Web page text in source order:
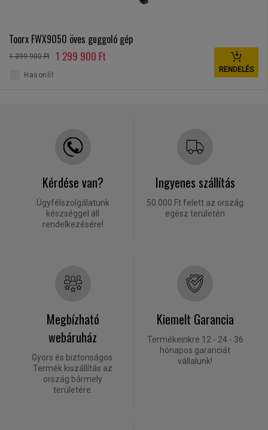
Toorx FWX9050 öves guggoló gép
1 399 900 Ft 1 299 900 Ft
RENDELÉS
Hasonlít
Kérdése van?
Ügyfélszolgálatunk
készséggel áll
rendelkezésére!
Ingyenes szállítás
50.000 Ft felett az ország
egész területén
Megbízható
webáruház
Gyors és biztonságos.
Termék kiszállítás az
ország bármely
területére.
Kiemelt Garancia
Termékeinkre 12 - 24 - 36
hónapos garanciát
vállalunk!